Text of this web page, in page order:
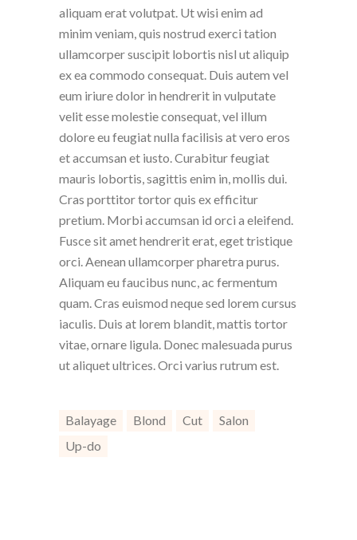
aliquam erat volutpat. Ut wisi enim ad
minim veniam, quis nostrud exerci tation
ullamcorper suscipit lobortis nisl ut aliquip
ex ea commodo consequat. Duis autem vel
eum iriure dolor in hendrerit in vulputate
velit esse molestie consequat, vel illum
dolore eu feugiat nulla facilisis at vero eros
et accumsan et iusto. Curabitur feugiat
mauris lobortis, sagittis enim in, mollis dui.
Cras porttitor tortor quis ex efficitur
pretium. Morbi accumsan id orci a eleifend.
Fusce sit amet hendrerit erat, eget tristique
orci. Aenean ullamcorper pharetra purus.
Aliquam eu faucibus nunc, ac fermentum
quam. Cras euismod neque sed lorem cursus
iaculis. Duis at lorem blandit, mattis tortor
vitae, ornare ligula. Donec malesuada purus
ut aliquet ultrices. Orci varius rutrum est.
Balayage Blond Cut
Salon
Up-do